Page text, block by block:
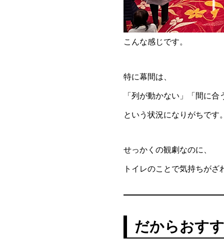
こんな感じです。
特に幕間は、
「列が動かない」「間に
という状況になりがちです
せっかくの観劇なのに、
トイレのことで気持ちが
だからおす